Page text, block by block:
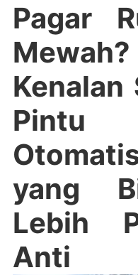
Pagar
Kenalan
yang
Lebih
Anti